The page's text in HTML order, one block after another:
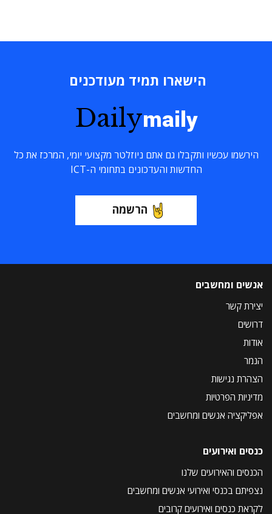
הישארו תמיד מעודכנים
Dailymaily
הירשמו עכשיו ותקבלו גם אתם ניוזלטר מקצועי יומי, המרכז את כל
החדשות והעדכונים בתחומי ה-ICT
הרשמה
אנשים ומחשבים
יצירת קשר
דרושים
אודות
הנמר
הצהרת נגישות
מדיניות הפרטיות
אפליקציה אנשים ומחשבים
כנסים ואירועים
הכנסים והאירועים שלנו
נצפיתם בכנסי ואירועי אנשים ומחשבים
לקראת כנסים ואירועים קרובים